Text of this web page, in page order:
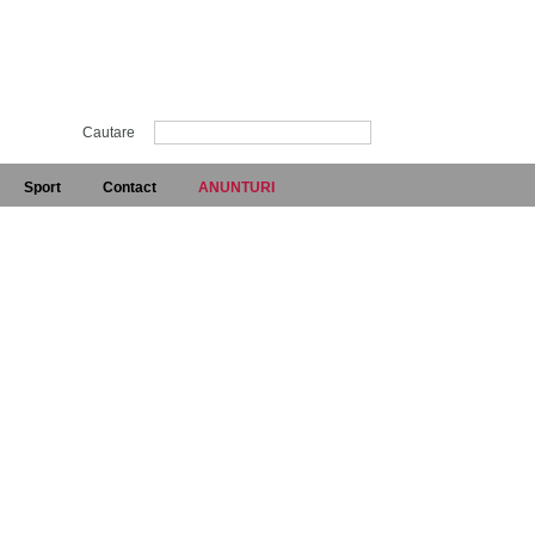
Cautare
Sport Contact ANUNTURI